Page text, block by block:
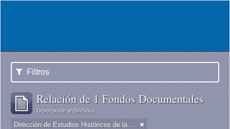
Filtros
Relación de 1 Fondos Documentales
Descripción archivística
Dirección de Estudios Históricos de la Fuerza Aérea